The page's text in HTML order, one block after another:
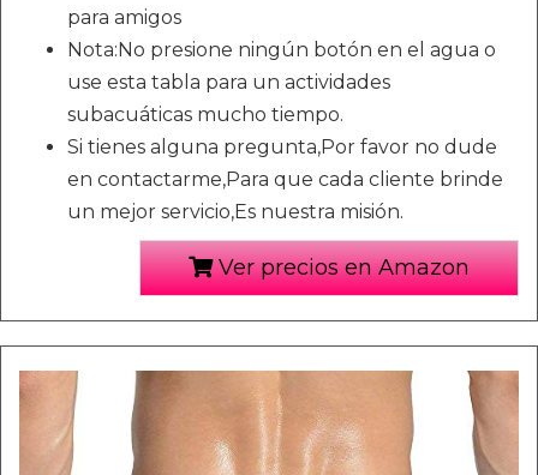
para amigos
Nota:No presione ningún botón en el agua o
use esta tabla para un actividades
subacuáticas mucho tiempo.
Si tienes alguna pregunta,Por favor no dude
en contactarme,Para que cada cliente brinde
un mejor servicio,Es nuestra misión.
Ver precios en Amazon